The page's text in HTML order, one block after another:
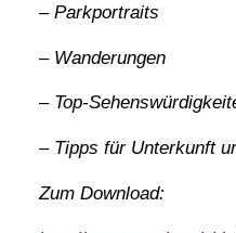
– Parkportraits
– Wanderungen
– Top-
– Tipps für Unterkunft
Zum Download: